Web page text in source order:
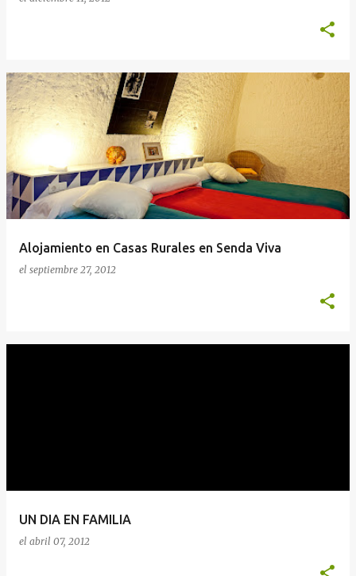
Alojamiento en Casas Rurales en Senda Viva
el septiembre 27, 2012
UN DIA EN FAMILIA
el abril 07, 2012